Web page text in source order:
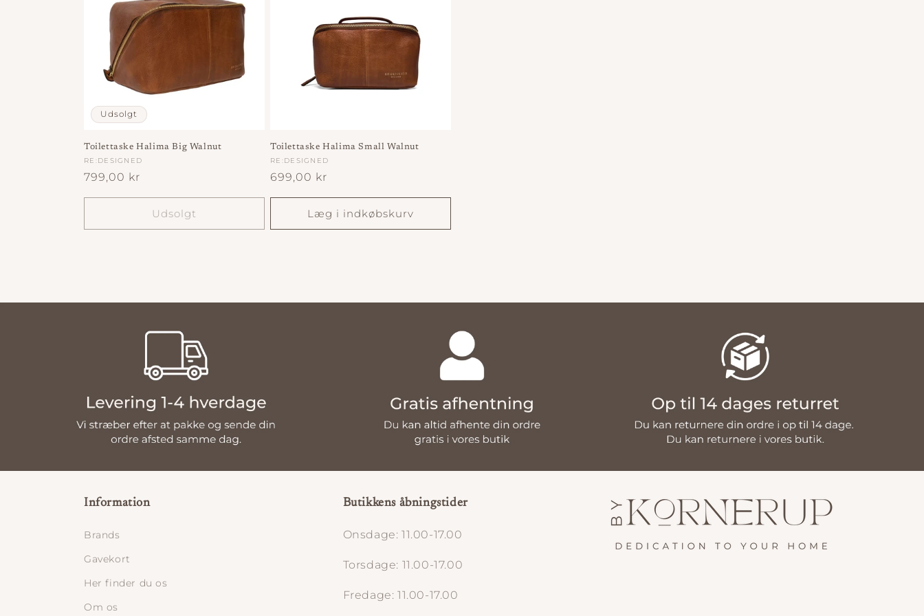
o
n
Udsolgt
Toilettaske Halima Big Walnut
Forhandler:
RE:DESIGNED
Normalpris
799,00 kr
Udsolgt
Toilettaske Halima Small Walnut
Forhandler:
RE:DESIGNED
Normalpris
699,00 kr
Læg i indkøbskurv
Information
Brands
Gavekort
Her finder du os
Om os
Butikkens åbningstider
Onsdage: 11.00-17.00
Torsdage: 11.00-17.00
Fredage: 11.00-17.00